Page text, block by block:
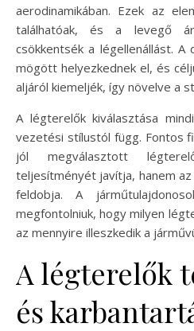
aerodinamikában. Ezek az
találhatóak, és a levegő
csökkentsék a légellenállást.
mögött helyezkednek el, és
aljáról kiemeljék, így növelve a
A légterelők kiválasztása
vezetési stílustól függ. Fontos
jól megválasztott
teljesítményét javítja, hanem
feldobja. A
megfontolniuk, hogy milyen
az mennyire illeszkedik a
A légterelők
és